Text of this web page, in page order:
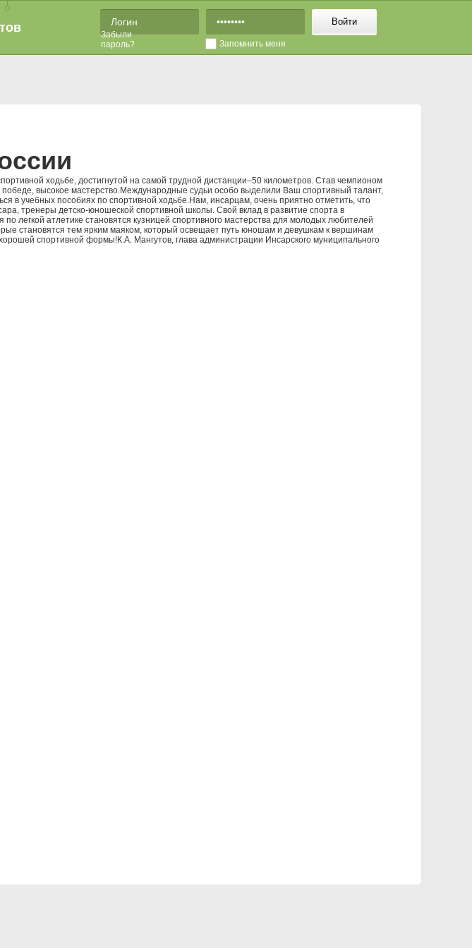
Войти
Забыли
пароль?
Запомнить меня
ходьбе, достигнутой на самой трудной дистанции–50 километров. Став чемпионом
высокое мастерство.Международные судьи особо выделили Ваш спортивный талант,
в учебных пособиях по спортивной ходьбе.Нам, инсарцам, очень приятно отметить, что
тренеры детско-юношеской спортивной школы. Свой вклад в развитие спорта в
легкой атлетике становятся кузницей спортивного мастерства для молодых любителей
становятся тем ярким маяком, который освещает путь юношам и девушкам к вершинам
спортивной формы!К.А. Мангутов, глава администрации Инсарского муниципального